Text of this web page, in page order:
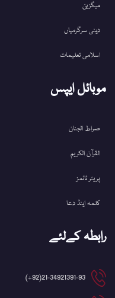
میگزین
دینی سرگرمیاں
اسلامی تعلیمات
موبائل ایپس
صراط الجنان
القرآن الکریم
پریئر ٹائمز
کلمہ اینڈ دعا
رابطہ کےلئے
21-34921391-93(92+)